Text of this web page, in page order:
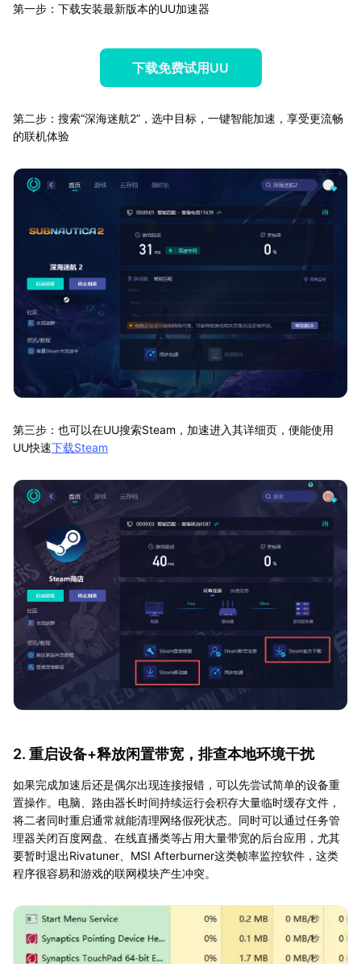
第一步：下载安装最新版本的UU加速器
下载免费试用UU
第二步：搜索“深海迷航2”，选中目标，一键智能加速，享受更流畅
的联机体验
第三步：也可以在UU搜索Steam，加速进入其详细页，便能使用
UU快速下载Steam
2. 重启设备+释放闲置带宽，排查本地环境干扰
如果完成加速后还是偶尔出现连接报错，可以先尝试简单的设备重
置操作。电脑、路由器长时间持续运行会积存大量临时缓存文件，
将二者同时重启通常就能清理网络假死状态。同时可以通过任务管
理器关闭百度网盘、在线直播类等占用大量带宽的后台应用，尤其
要暂时退出Rivatuner、MSI Afterburner这类帧率监控软件，这类
程序很容易和游戏的联网模块产生冲突。